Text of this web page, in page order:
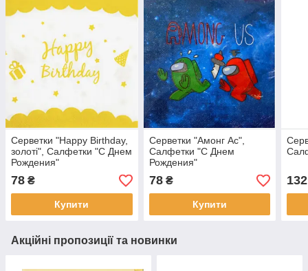
Серветки "Happy Birthday,
золоті", Салфетки "С Днем
Рождения"
78 ₴
Купити
Серветки "Амонг Ас",
Салфетки "С Днем
Рождения"
78₴
Купити
132
Акційні пропозиції та новинки